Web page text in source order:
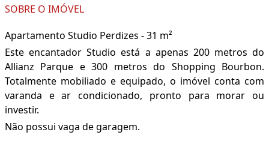
SOBRE O IMÓVEL
Apartamento Studio Perdizes - 31 m²
Este encantador Studio está a apenas 200 metros do
Allianz Parque e 300 metros do Shopping Bourbon.
Totalmente mobiliado e equipado, o imóvel conta com
varanda e ar condicionado, pronto para morar ou
investir.
Não possui vaga de garagem.